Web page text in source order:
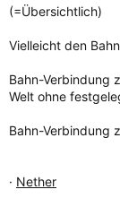
(=Übersichtlich)
Vielleicht den
Bahn-Verbindung
Welt ohne
Bahn-Verbindung
· Nether